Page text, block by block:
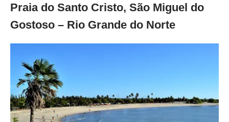
Praia do Santo Cristo, São Miguel do
Gostoso – Rio Grande do Norte